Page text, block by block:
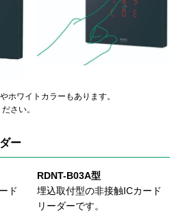
ホワイトカラーもあります。
さい。
ー
ド
RDNT-B03A型
埋込取付型の非接触ICカード
リーダーです。